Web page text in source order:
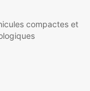
compactes et